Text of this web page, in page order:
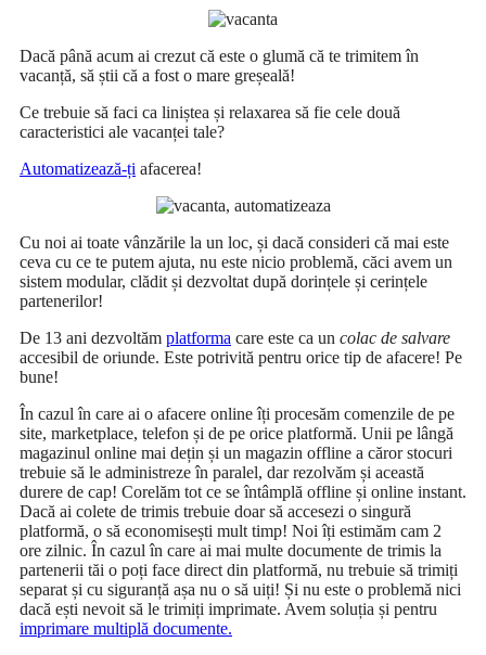
Dacă până acum ai crezut că este o glumă că te trimitem în
vacanță, să știi că a fost o mare greșeală!
Ce trebuie să faci ca liniștea și relaxarea să fie cele două
caracteristici ale vacanței tale?
Automatizează-ți afacerea!
Cu noi ai toate vânzările la un loc, și dacă consideri că mai este
ceva cu ce te putem ajuta, nu este nicio problemă, căci avem un
sistem modular, clădit și dezvoltat după dorințele și cerințele
partenerilor!
De 13 ani dezvoltăm platforma care este ca un colac de salvare
accesibil de oriunde. Este potrivită pentru orice tip de afacere! Pe
bune!
În cazul în care ai o afacere online îți procesăm comenzile de pe
site, marketplace, telefon și de pe orice platformă. Unii pe lângă
magazinul online mai dețin și un magazin offline a căror stocuri
trebuie să le administreze în paralel, dar rezolvăm și această
durere de cap! Corelăm tot ce se întâmplă offline și online instant.
Dacă ai colete de trimis trebuie doar să accesezi o singură
platformă, o să economisești mult timp! Noi îți estimăm cam 2
ore zilnic. În cazul în care ai mai multe documente de trimis la
partenerii tăi o poți face direct din platformă, nu trebuie să trimiți
separat și cu siguranță așa nu o să uiți! Și nu este o problemă nici
dacă ești nevoit să le trimiți imprimate. Avem soluția și pentru
imprimare multiplă documente.